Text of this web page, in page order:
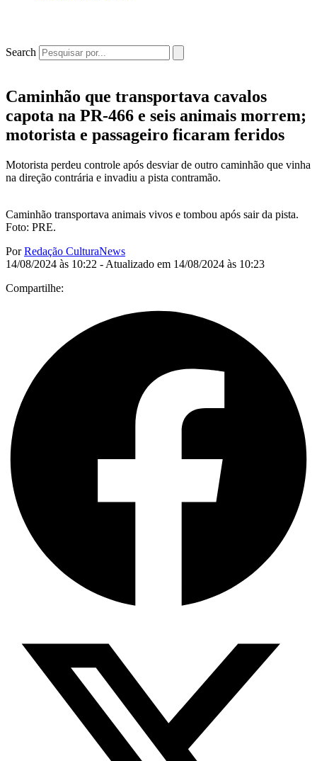
Search
Caminhão que transportava cavalos
capota na PR-466 e seis animais morrem;
motorista e passageiro ficaram feridos
Motorista perdeu controle após desviar de outro caminhão que vinha
na direção contrária e invadiu a pista contramão.
Caminhão transportava animais vivos e tombou após sair da pista.
Foto: PRE.
PorRedação CulturaNews
14/08/2024 às 10:22 - Atualizado em 14/08/2024 às 10:23
Compartilhe: